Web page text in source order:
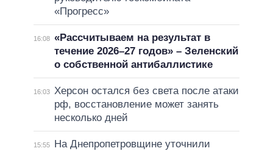
«Прогресс»
16:08 «Рассчитываем на результат в
течение 2026–27 годов» – Зеленский
о собственной антибаллистике
16:03 Херсон остался без света после атаки
рф, восстановление может занять
несколько дней
15:55
На Днепропетровщине уточнили